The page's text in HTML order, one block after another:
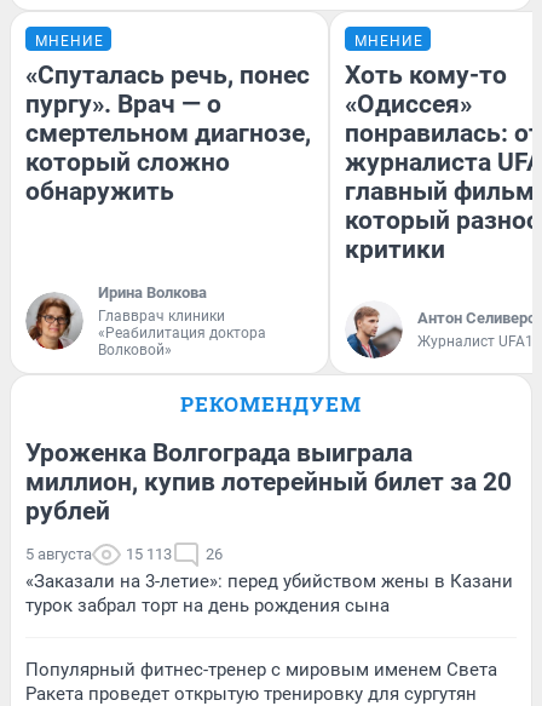
МНЕНИЕ
«Спуталась речь, понес
пургу». Врач — о
смертельном диагнозе,
который сложно
обнаружить
Ирина Волкова
Главврач клиники
«Реабилитация доктора
Волковой»
МНЕНИЕ
Хоть кому-то
«Одиссея»
понравилась:
журналиста
главный фильм
который
критики
Антон
Журналист
РЕКОМЕНДУЕМ
Уроженка Волгограда выиграла
миллион, купив лотерейный билет за 20
рублей
5 августа 15 113 26
«Заказали на 3-летие»: перед убийством жены в Казани
турок забрал торт на день рождения сына
Популярный фитнес-тренер с мировым именем Света
Ракета проведет открытую тренировку для сургутян